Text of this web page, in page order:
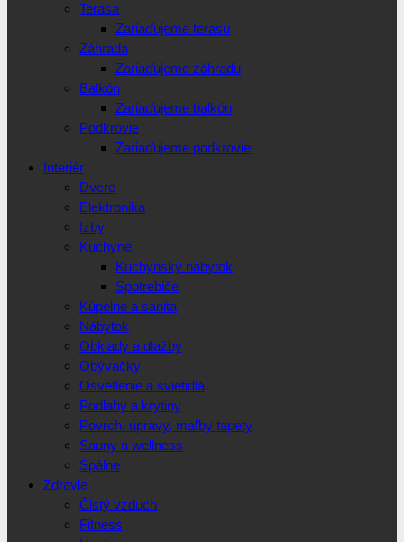
Terasa
Zariaďujeme terasu
Záhrada
Zariaďujeme záhradu
Balkón
Zariaďujeme balkón
Podkrovie
Zariaďujeme podkrovie
Interiér
Dvere
Elektronika
Izby
Kuchyne
Kuchynský nábytok
Spotrebiče
Kúpelne a sanita
Nábytok
Obklady a dlažby
Obývačky
Osvetlenie a svietidlá
Podlahy a krytiny
Povrch. úpravy, maľby tapety
Sauny a wellness
Spálne
Zdravie
Čistý vzduch
Fitness